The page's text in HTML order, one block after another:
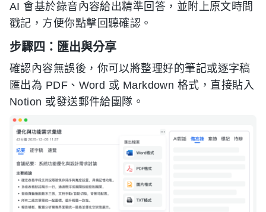
AI 會基於錄音內容給出精準回答，並附上原文時間
戳記，方便你點擊回聽確認。
步驟四：匯出與分享
確認內容無誤後，你可以將整理好的筆記或逐字稿
匯出為 PDF、Word 或 Markdown 格式，直接貼入
Notion 或發送郵件給團隊。